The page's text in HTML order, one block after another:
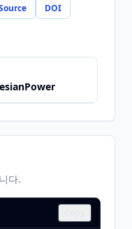
DOI
다.